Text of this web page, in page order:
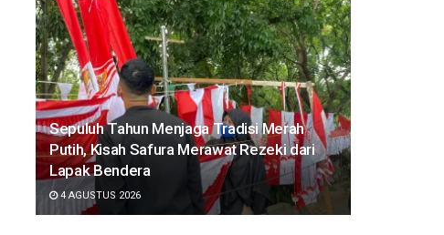
Sepuluh Tahun Menjaga Tradisi Merah
Putih, Kisah Safura Merawat Rezeki dari
Lapak Bendera
4 AGUSTUS 2026